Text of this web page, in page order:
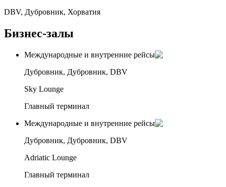
DBV, Дубровник, Хорватия
Бизнес-залы
Международные и внутренние рейсы
Дубровник, Дубровник, DBV
Sky Lounge
Главный терминал
Международные и внутренние рейсы
Дубровник, Дубровник, DBV
Adriatic Lounge
Главный терминал